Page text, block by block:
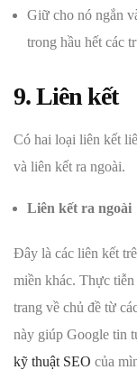
Giữ cho nó ngắn
trong hầu hết các
9. Liên kết
Có hai loại liên kết
và liên kết ra ngoài.
Liên kết ra ngoài
Đây là các liên kết
miền khác. Thực
trang về chủ đề từ
này giúp Google tin
kỹ thuật SEO của